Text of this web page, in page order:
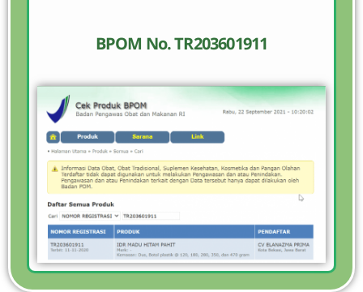
BPOM No. TR203601911